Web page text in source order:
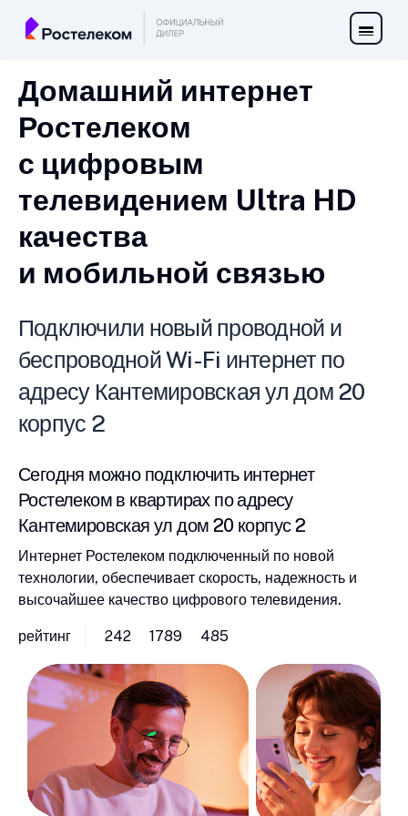
Домашний интернет
Ростелеком
с цифровым
телевидением Ultra HD
качества
и мобильной связью
Подключили новый проводной и
беспроводной Wi-Fi интернет по
адресу Кантемировская ул дом 20
корпус 2
Сегодня можно подключить интернет
Ростелеком в квартирах по адресу
Кантемировская ул дом 20 корпус 2
Интернет Ростелеком подключенный по новой
технологии, обеспечивает скорость, надежность и
высочайшее качество цифрового телевидения.
рейтинг 242 1789 485